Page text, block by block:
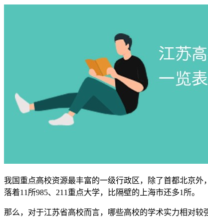
我国重点高校资源最丰富的一级行政区，除了首都北京
落着11所985、211重点大学，比隔壁的上海市还多1所。
那么，对于江苏省高校而言，哪些高校的学术实力相对